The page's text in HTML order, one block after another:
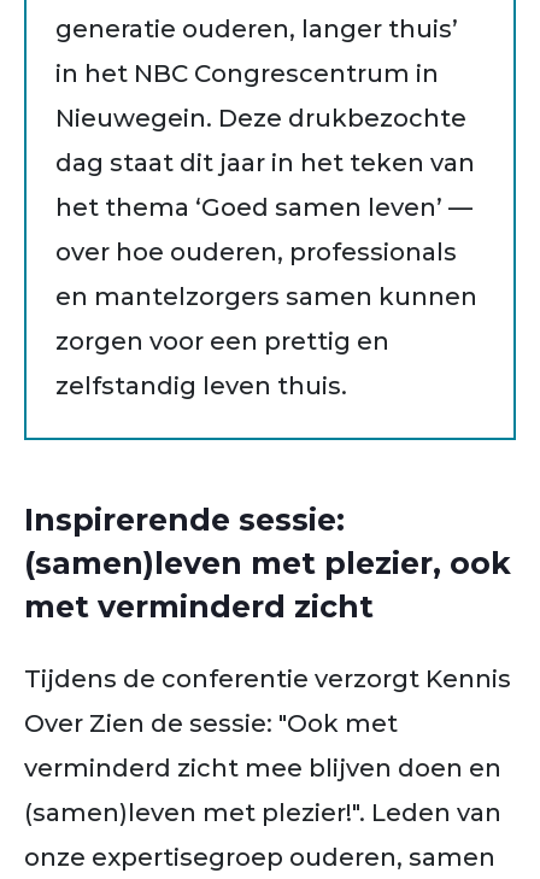
generatie ouderen, langer thuis’
in het NBC Congrescentrum in
Nieuwegein. Deze drukbezochte
dag staat dit jaar in het teken van
het thema ‘Goed samen leven’ —
over hoe ouderen, professionals
en mantelzorgers samen kunnen
zorgen voor een prettig en
zelfstandig leven thuis.
Inspirerende sessie:
(samen)leven met plezier, ook
met verminderd zicht
Tijdens de conferentie verzorgt Kennis
Over Zien de sessie: "Ook met
verminderd zicht mee blijven doen en
(samen)leven met plezier!". Leden van
onze expertisegroep ouderen, samen